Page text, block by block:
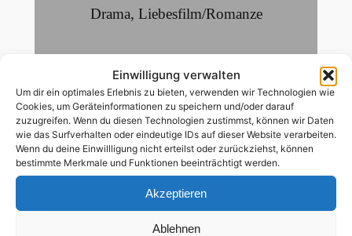
Einwilligung verwalten
Um dir ein optimales Erlebnis zu bieten, verwenden wir Technologien wie
Cookies, um Geräteinformationen zu speichern und/oder darauf
zuzugreifen. Wenn du diesen Technologien zustimmst, können wir Daten
wie das Surfverhalten oder eindeutige IDs auf dieser Website verarbeiten.
Wenn du deine Einwillligung nicht erteilst oder zurückziehst, können
bestimmte Merkmale und Funktionen beeinträchtigt werden.
Akzeptieren
Ablehnen
Drama, Liebesfilm/Romanze
92 Min
spanisch,mit dt. Untertiteln
ab 12 Jahren
schwule Hauptrolle